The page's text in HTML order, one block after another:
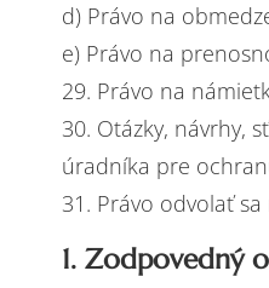
d) Právo na
e) Právo na
29. Právo na
30. Otázky, návrhy,
úradníka pre
31. Právo odvolať
1. Zodpovedný